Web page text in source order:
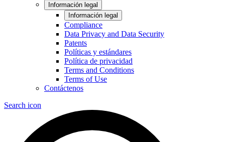
Información legal
Información legal
Compliance
Data Privacy and Data Security
Patents
Políticas y estándares
Política de privacidad
Terms and Conditions
Terms of Use
Contáctenos
Search icon